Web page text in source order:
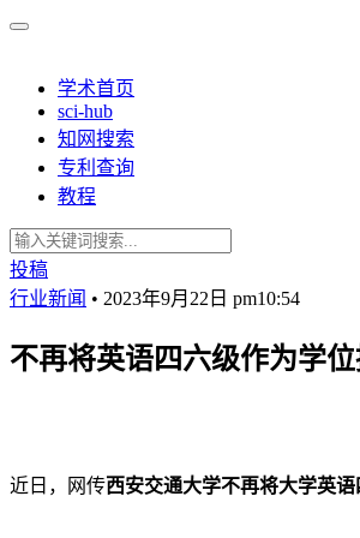
学术首页
sci-hub
知网搜索
专利查询
教程
投稿
行业新闻 • 2023年9月22日 pm10:54
不再将英语四六级作为学
近日，网传西安交通大学不再将大学英